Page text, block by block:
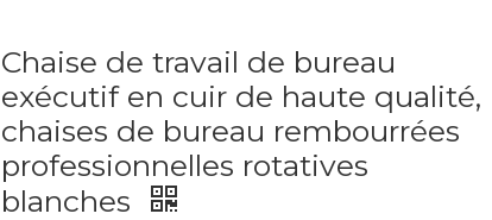
Chaise de travail de bureau
exécutif en cuir de haute qualité,
chaises de bureau rembourrées
professionnelles rotatives
blanches